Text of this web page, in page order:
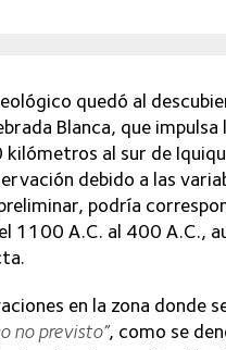
quedó al
Blanca, que
kilómetros al sur de
debido a las
podría
1100 A.C. al 400 A.C.,
en la zona donde
no previsto”, como se